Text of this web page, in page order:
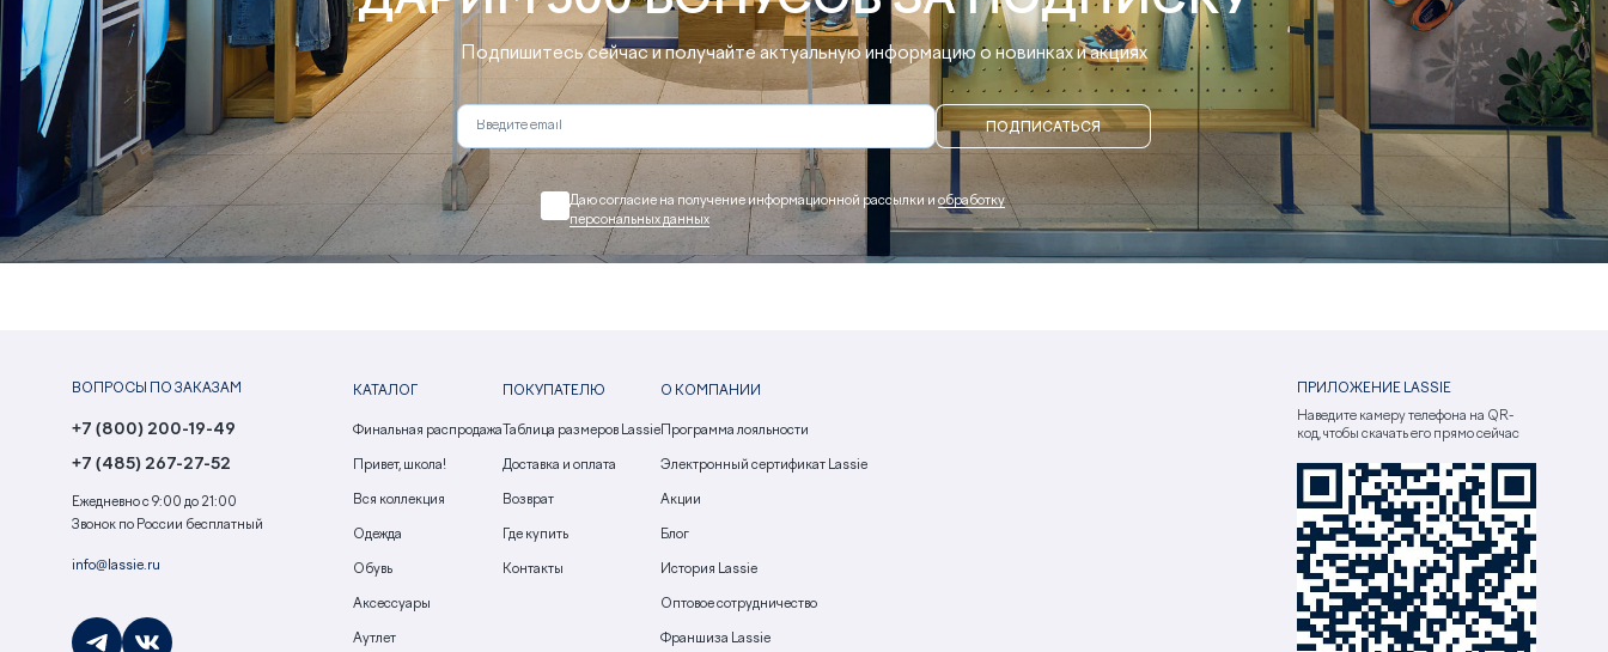
Подпишитесь сейчас и получайте актуальную информацию о новинках и акциях
ПОДПИСАТЬСЯ
Даю согласие на получение информационной рассылки и обработку
персональных данных
ВОПРОСЫ ПО ЗАКАЗАМ
+7 (800) 200-19-49
+7 (485) 267-27-52
Ежедневно с 9:00 до 21:00
Звонок по России бесплатный
info@lassie.ru
КАТАЛОГ
Финальная распродажа
Привет, школа!
Вся коллекция
Одежда
Обувь
Аксессуары
Аутлет
ПОКУПАТЕЛЮ
Таблица размеров Lassie
Доставка и оплата
Возврат
Где купить
Контакты
О КОМПАНИИ
Программа лояльности
Электронный сертификат Lassie
Акции
Блог
История Lassie
Оптовое сотрудничество
Франшиза Lassie
ПРИЛОЖЕНИЕ LASSIE
Наведите камеру телефона на QR-
код, чтобы скачать его прямо сейчас